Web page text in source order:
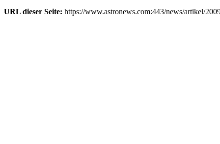
URL dieser Seite: https://www.astronews.com:443/news/artikel/